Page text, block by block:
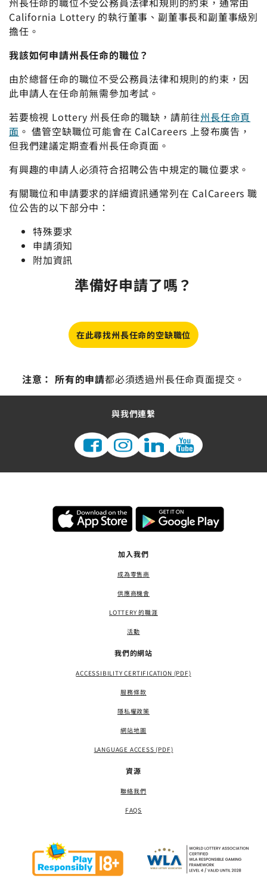
California Lottery 的執行董事、副董事長和副董事級別
擔任。
我該如何申請州長任命的職位？
由於總督任命的職位不受公務員法律和規則的約束，因
此申請人在任命前無需參加考試。
若要檢視 Lottery 州長任命的職缺，請前往州長任命頁
面 。 儘管空缺職位可能會在 CalCareers 上發布廣告，
但我們建議定期查看州長任命頁面。
有興趣的申請人必須符合招聘公告中規定的職位要求。
有關職位和申請要求的詳細資訊通常列在 CalCareers 職
位公告的以下部分中：
特殊要求
申請須知
附加資訊
準備好申請了嗎？
在此尋找州長任命的空缺職位
注意： 所有的申請都必須透過州長任命頁面提交。
與我們連繫
加入我們
成為零售商
供應商機會
LOTTERY 的職涯
活動
我們的網站
ACCESSIBILITY CERTIFICATION (PDF)
服務條款
隱私權政策
網站地圖
LANGUAGE ACCESS (PDF)
資源
聯絡我們
FAQS